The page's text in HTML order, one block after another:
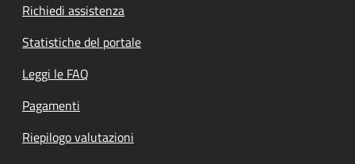
Richiedi assistenza
Statistiche del portale
Leggi le FAQ
Pagamenti
Riepilogo valutazioni